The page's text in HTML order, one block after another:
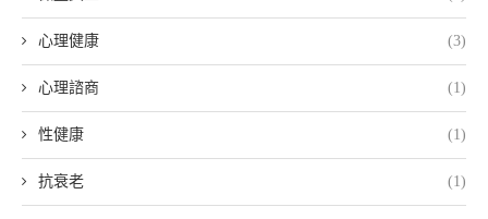
心理健康 (3)
心理諮商 (1)
性健康 (1)
抗衰老 (1)